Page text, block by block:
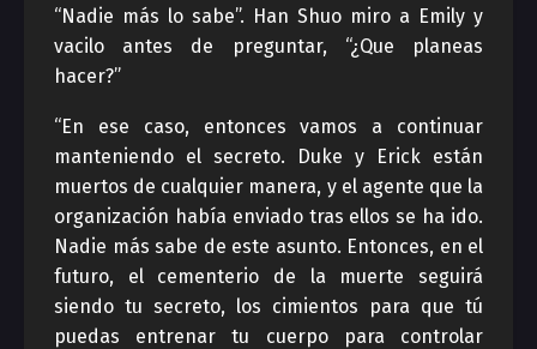
“Nadie más lo sabe”. Han Shuo miro a Emily y
vacilo antes de preguntar, “¿Que planeas
hacer?”
“En ese caso, entonces vamos a continuar
manteniendo el secreto. Duke y Erick están
muertos de cualquier manera, y el agente que la
organización había enviado tras ellos se ha ido.
Nadie más sabe de este asunto. Entonces, en el
futuro, el cementerio de la muerte seguirá
siendo tu secreto, los cimientos para que tú
puedas entrenar tu cuerpo para controlar